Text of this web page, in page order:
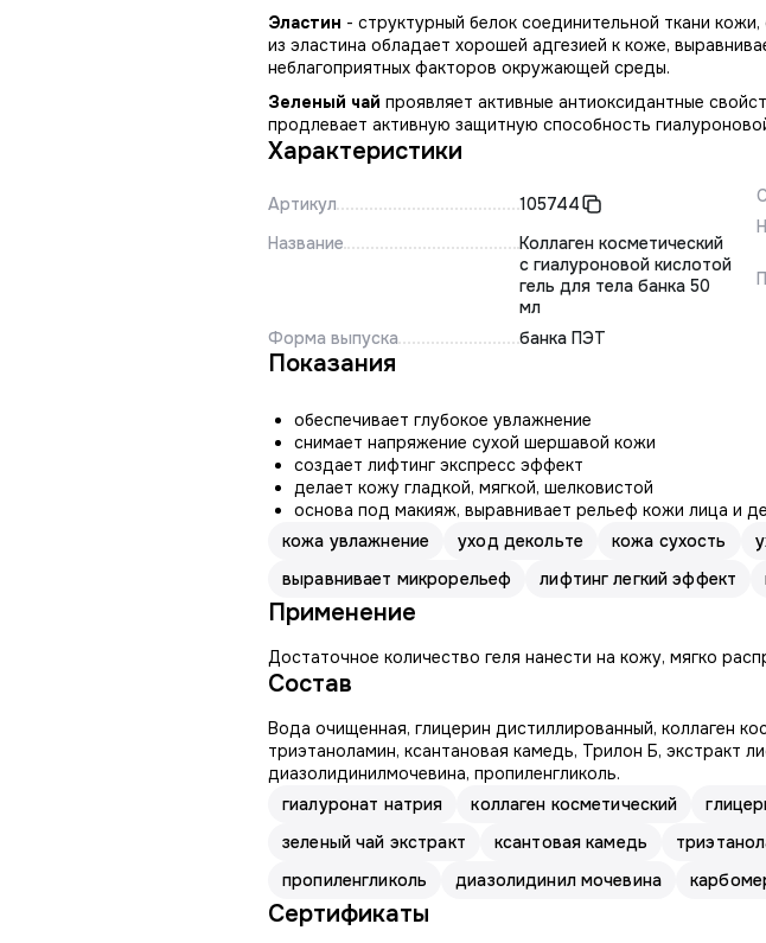
Эластин - структурный белок соединительной ткани
из эластина обладает хорошей адгезией к коже,
неблагоприятных факторов окружающей среды.
Зеленый чай проявляет активные антиоксидантные
продлевает активную защитную способность
Характеристики
Артикул
105744
Название
Коллаген косметический
с гиалуроновой кислотой
гель для тела банка 50
мл
Форма выпуска
банка ПЭТ
Показания
обеспечивает глубокое увлажнение
снимает напряжение сухой шершавой кожи
создает лифтинг экспресс эффект
делает кожу гладкой, мягкой, шелковистой
основа под макияж, выравнивает рельеф кожи лица и
кожа увлажнение
уход декольте кожа сухость
выравнивает микрорельеф
лифтинг легкий эффект
Применение
Достаточное количество геля нанести на кожу, мягко
Состав
Вода очищенная, глицерин дистиллированный, коллаген
триэтаноламин, ксантановая камедь, Трилон Б, экстракт
диазолидинилмочевина, пропиленгликоль.
гиалуронат натрия
коллаген косметический
зеленый чай экстракт
ксантовая камедь
пропиленгликоль
диазолидинил мочевина
Сертификаты